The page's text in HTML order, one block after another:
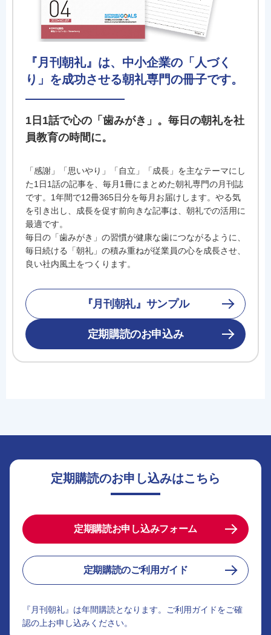
『月刊朝礼』は、中小企業の「人づく
り」を成功させる朝礼専門の冊子です。
1日1話で心の「歯みがき」。毎日の朝礼を社
員教育の時間に。
「感謝」「思いやり」「自立」「成長」を主なテーマにし
た1日1話の記事を、毎月1冊にまとめた朝礼専門の月刊誌
です。1年間で12冊365日分を毎月お届けします。やる気
を引き出し、成長を促す前向きな記事は、朝礼での活用に
最適です。
毎日の「歯みがき」の習慣が健康な歯につながるように、
毎日続ける「朝礼」の積み重ねが従業員の心を成長させ、
良い社内風土をつくります。
『月刊朝礼』サンプル
定期購読のお申込み
定期購読のお申し込みはこちら
定期購読お申し込みフォーム
定期購読のご利用ガイド
『月刊朝礼』は年間購読となります。ご利用ガイドをご確
認の上お申し込みください。